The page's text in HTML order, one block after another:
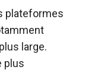
plateformes
large.
plus